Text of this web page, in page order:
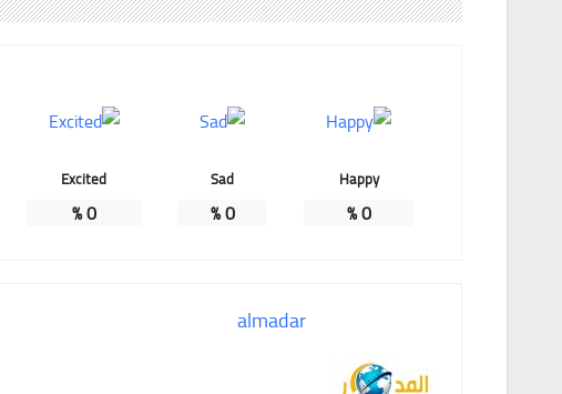
Happy
0
%
Sad
0
%
Excited
0
%
almadar